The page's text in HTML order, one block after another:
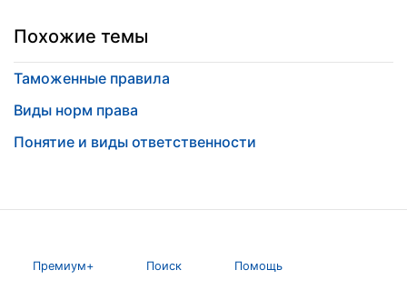
Похожие темы
Таможенные правила
Виды норм права
Понятие и виды ответственности
Премиум+ Поиск Помощь